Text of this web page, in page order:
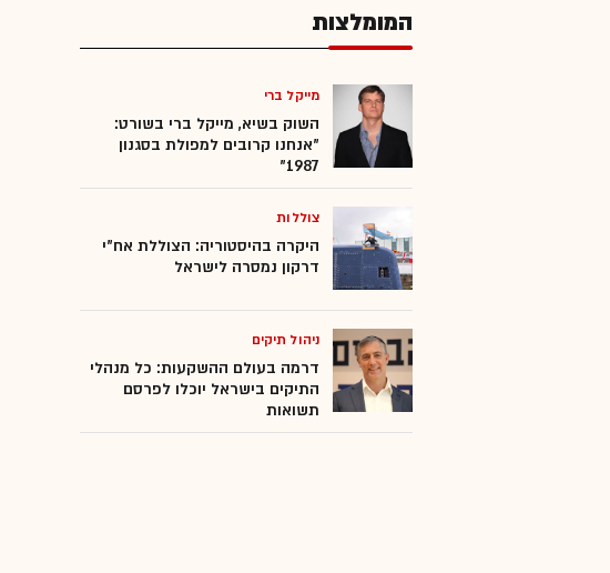
המומלצות
מייקל ברי
השוק בשיא, מייקל ברי בשורט:
"אנחנו קרובים למפולת בסגנון
1987"
צוללות
היקרה בהיסטוריה: הצוללת אח"י
דרקון נמסרה לישראל
ניהול תיקים
דרמה בעולם ההשקעות: כל מנהלי
התיקים בישראל יוכלו לפרסם
תשואות